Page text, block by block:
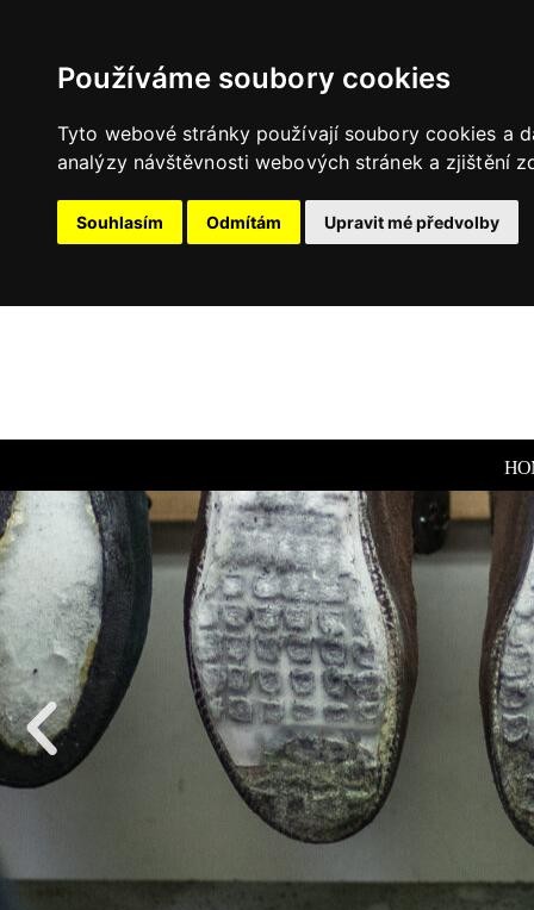
Používáme soubory cookies
Tyto webové stránky používají soubory cookies a
analýzy návštěvnosti webových stránek a zjištění
Souhlasím Odmítám Upravit mé předvolby